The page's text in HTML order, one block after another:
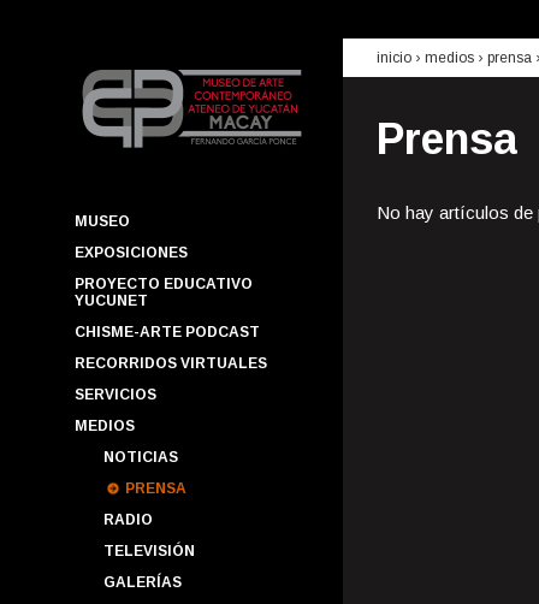
MUSEO
EXPOSICIONES
PROYECTO EDUCATIVO
YUCUNET
CHISME-ARTE PODCAST
RECORRIDOS VIRTUALES
SERVICIOS
MEDIOS
NOTICIAS
PRENSA
RADIO
TELEVISIÓN
GALERÍAS
inicio › medios › prensa
Prensa
No hay artículos de